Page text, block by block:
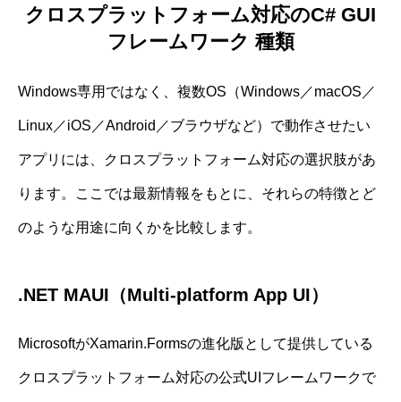
クロスプラットフォーム対応のC# GUI
フレームワーク 種類
Windows専用ではなく、複数OS（Windows／macOS／
Linux／iOS／Android／ブラウザなど）で動作させたい
アプリには、クロスプラットフォーム対応の選択肢があ
ります。ここでは最新情報をもとに、それらの特徴とど
のような用途に向くかを比較します。
.NET MAUI（Multi-platform App UI）
MicrosoftがXamarin.Formsの進化版として提供している
クロスプラットフォーム対応の公式UIフレームワークで